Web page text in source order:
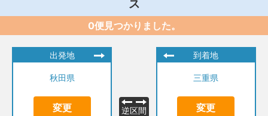
ス
0便見つかりました。
出発地
秋田県
変更 逆区間
到着地
三重県
変更